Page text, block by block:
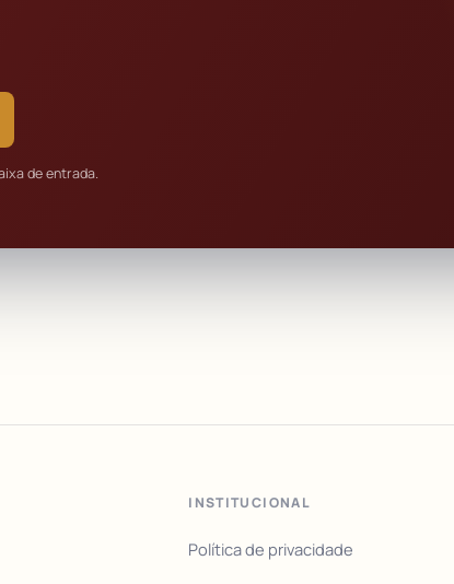
de entrada.
INSTITUCIONAL
Política de privacidade